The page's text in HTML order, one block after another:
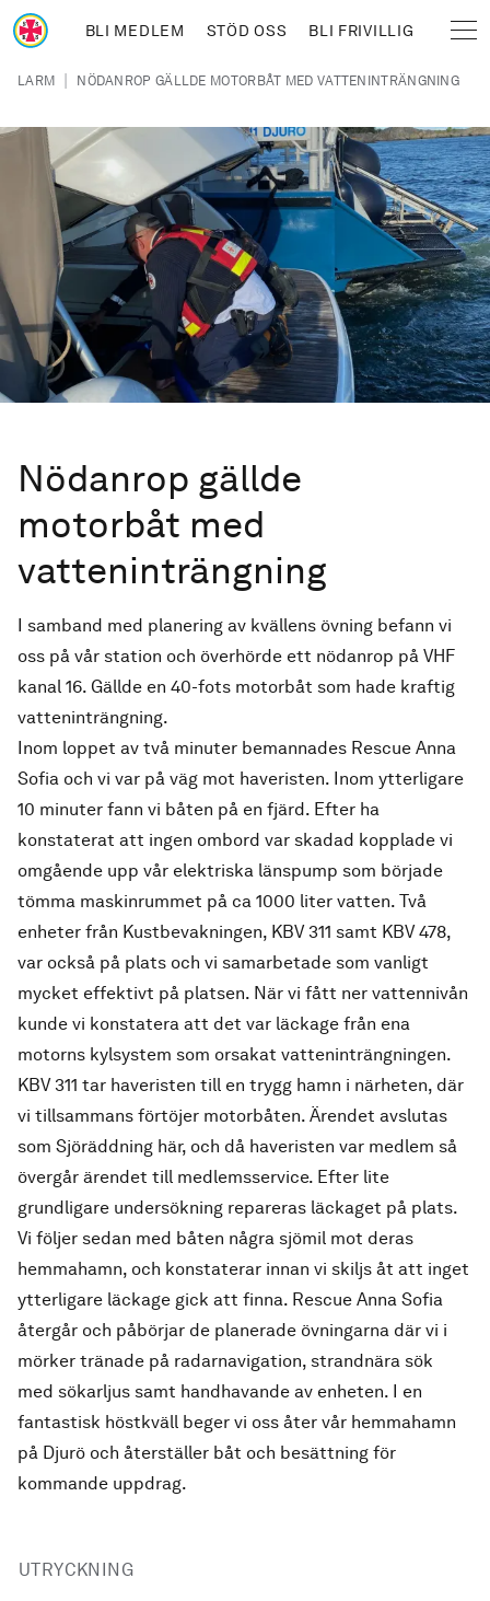
Hoppa till huvudinnehåll
BLI MEDLEM STÖD OSS BLI FRIVILLIG
Länkstig
LARM | NÖDANROP GÄLLDE MOTORBÅT MED VATTENINTRÄNGNING
Nödanrop gällde
motorbåt med
vatteninträngning
I samband med planering av kvällens övning befann vi
oss på vår station och överhörde ett nödanrop på VHF
kanal 16. Gällde en 40-fots motorbåt som hade kraftig
vatteninträngning.
Inom loppet av två minuter bemannades Rescue Anna
Sofia och vi var på väg mot haveristen. Inom ytterligare
10 minuter fann vi båten på en fjärd. Efter ha
konstaterat att ingen ombord var skadad kopplade vi
omgående upp vår elektriska länspump som började
tömma maskinrummet på ca 1000 liter vatten. Två
enheter från Kustbevakningen, KBV 311 samt KBV 478,
var också på plats och vi samarbetade som vanligt
mycket effektivt på platsen. När vi fått ner vattennivån
kunde vi konstatera att det var läckage från ena
motorns kylsystem som orsakat vatteninträngningen.
KBV 311 tar haveristen till en trygg hamn i närheten, där
vi tillsammans förtöjer motorbåten. Ärendet avslutas
som Sjöräddning här, och då haveristen var medlem så
övergår ärendet till medlemsservice. Efter lite
grundligare undersökning repareras läckaget på plats.
Vi följer sedan med båten några sjömil mot deras
hemmahamn, och konstaterar innan vi skiljs åt att inget
ytterligare läckage gick att finna. Rescue Anna Sofia
återgår och påbörjar de planerade övningarna där vi i
mörker tränade på radarnavigation, strandnära sök
med sökarljus samt handhavande av enheten. I en
fantastisk höstkväll beger vi oss åter vår hemmahamn
på Djurö och återställer båt och besättning för
kommande uppdrag.
UTRYCKNING